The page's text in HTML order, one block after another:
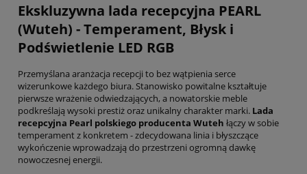
Ekskluzywna lada recepcyjna PEARL
(Wuteh) - Temperament, Błysk i
Podświetlenie LED RGB
Przemyślana aranżacja recepcji to bez wątpienia serce
wizerunkowe każdego biura. Stanowisko powitalne kształtuje
pierwsze wrażenie odwiedzających, a nowatorskie meble
podkreślają wysoki prestiż oraz unikalny charakter marki. Lada
recepcyjna Pearl polskiego producenta Wuteh łączy w sobie
temperament z konkretem - zdecydowana linia i błyszczące
wykończenie wprowadzają do przestrzeni ogromną dawkę
nowoczesnej energii.